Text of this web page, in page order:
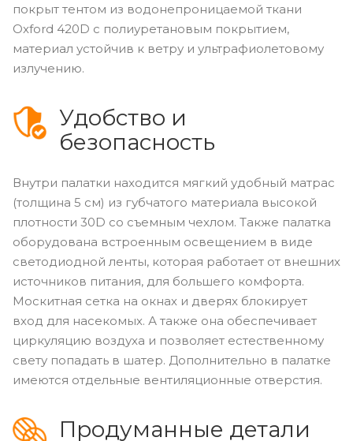
покрыт тентом из водонепроницаемой ткани
Oxford 420D с полиуретановым покрытием,
материал устойчив к ветру и ультрафиолетовому
излучению.
Удобство и
безопасность
Внутри палатки находится мягкий удобный матрас
(толщина 5 см) из губчатого материала высокой
плотности 30D со съемным чехлом. Также палатка
оборудована встроенным освещением в виде
светодиодной ленты, которая работает от внешних
источников питания, для большего комфорта.
Москитная сетка на окнах и дверях блокирует
вход для насекомых. А также она обеспечивает
циркуляцию воздуха и позволяет естественному
свету попадать в шатер. Дополнительно в палатке
имеются отдельные вентиляционные отверстия.
Продуманные детали